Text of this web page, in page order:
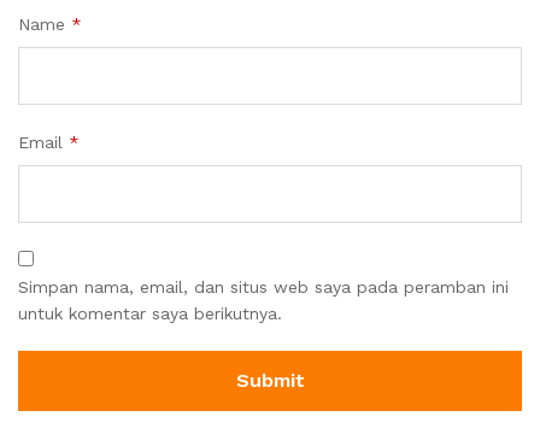
Name *
Email *
Simpan nama, email, dan situs web saya pada peramban ini
untuk komentar saya berikutnya.